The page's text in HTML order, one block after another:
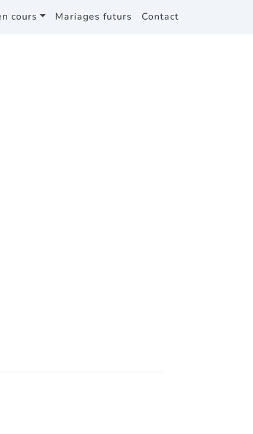
cours Mariages futurs Contact